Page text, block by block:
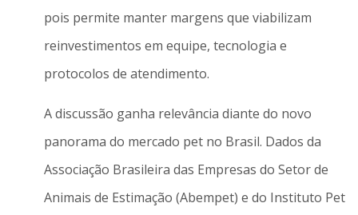
pois permite manter margens que viabilizam
reinvestimentos em equipe, tecnologia e
protocolos de atendimento.
A discussão ganha relevância diante do novo
panorama do mercado pet no Brasil. Dados da
Associação Brasileira das Empresas do Setor de
Animais de Estimação (Abempet) e do Instituto Pet